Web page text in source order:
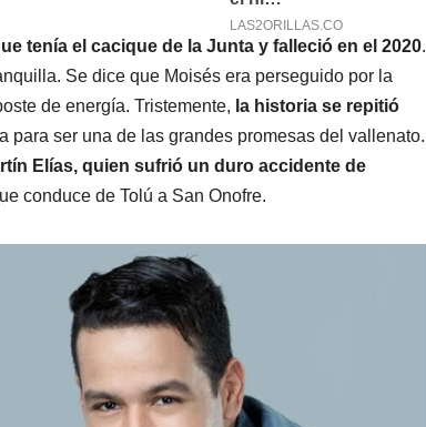
tenía el cacique de la Junta y falleció en el 2020.
Se dice que Moisés era perseguido por la
de energía. Tristemente, la historia se repitió
para ser una de las grandes promesas del vallenato.
Elías, quien sufrió un duro accidente de
conduce de Tolú a San Onofre.